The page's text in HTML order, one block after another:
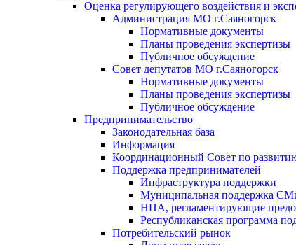
Оценка регулирующего воздействия и
Администрация МО г.Саяногорск
Нормативные документы
Планы проведения экспертизы
Публичное обсуждение
Совет депутатов МО г.Саяногорск
Нормативные документы
Планы проведения экспертизы
Публичное обсуждение
Предпринимательство
Законодательная база
Информация
Координационный Совет по
Поддержка предпринимателей
Инфраструктура поддержки
Муниципальная поддержка
НПА, регламентирующие
Республиканская программа
Потребительский рынок